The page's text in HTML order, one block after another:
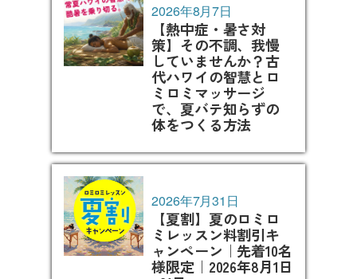
【熱中症・暑さ対
策】その不調、我慢
していませんか？古
代ハワイの智慧とロ
ミロミマッサージ
で、夏バテ知らずの
体をつくる方法
2026年8月7日
【夏割】夏のロミロ
ミレッスン料割引キ
ャンペーン｜先着10名
様限定｜2026年8月1日
2026年7月31日